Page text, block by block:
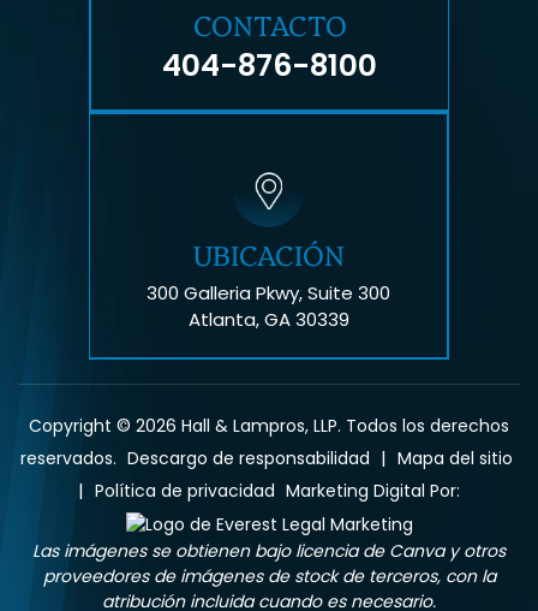
CONTACTO
404-876-8100
UBICACIÓN
300 Galleria Pkwy, Suite 300
Atlanta, GA 30339
Copyright © 2026 Hall & Lampros, LLP. Todos los derechos
reservados. Descargo de responsabilidad | Mapa del sitio
| Política de privacidad Marketing Digital Por:
Las imágenes se obtienen bajo licencia de Canva y otros
proveedores de imágenes de stock de terceros, con la
atribución incluida cuando es necesario.